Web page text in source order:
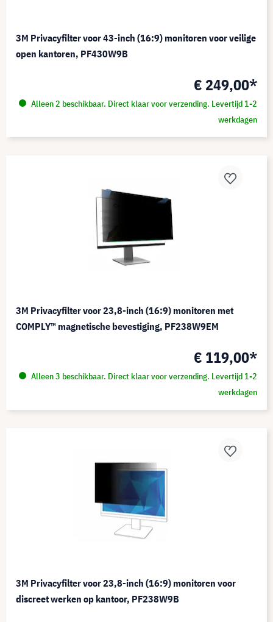
3M Privacyfilter voor 43-inch (16:9) monitoren voor veilige
open kantoren, PF430W9B
€ 249,00*
Alleen 2 beschikbaar. Direct klaar voor verzending. Levertijd 1-2
werkdagen
3M Privacyfilter voor 23,8-inch (16:9) monitoren met
COMPLY™ magnetische bevestiging, PF238W9EM
€ 119,00*
Alleen 3 beschikbaar. Direct klaar voor verzending. Levertijd 1-2
werkdagen
3M Privacyfilter voor 23,8-inch (16:9) monitoren voor
discreet werken op kantoor, PF238W9B